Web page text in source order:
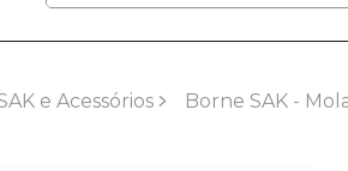
e Acessórios Borne SAK -